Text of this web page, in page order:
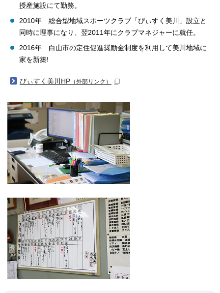
授産施設にて勤務。
2010年 総合型地域スポーツクラブ「ぴぃすく美川」設立と
同時に理事になり、翌2011年にクラブマネジャーに就任。
2016年 白山市の定住促進奨励金制度を利用して美川地域に
家を新築!
ぴぃすく美川HP （外部リンク）